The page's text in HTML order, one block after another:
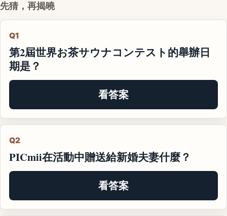
先猜，再揭曉
Q1
第2屆世界お茶サウナコンテスト的舉辦日
期是？
看答案
Q2
PICmii在活動中贈送給新婚夫妻什麼？
看答案